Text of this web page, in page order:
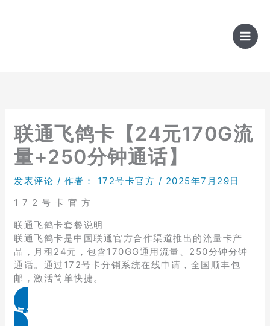
联通飞鸽卡【24元170G流
量+250分钟通话】
发表评论 / 作者： 172号卡官方 / 2025年7月29日
1 7 2 号 卡 官 方
联通飞鸽卡套餐说明
联通飞鸽卡是中国联通官方合作渠道推出的流量卡产
品，月租24元，包含170GG通用流量、250分钟分钟
通话。通过172号卡分销系统在线申请，全国顺丰包
邮，激活简单快捷。
点击免费领取